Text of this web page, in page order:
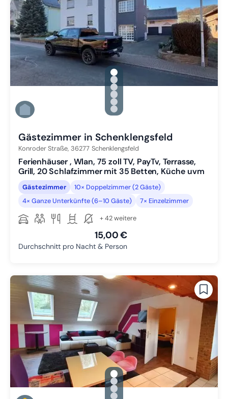
gallery.slide_selector
Zu Slide 1 wechseln
Zu Slide 2 wechseln
Zu Slide 3 wechseln
Zu Slide 4 wechseln
Zu Slide 5 wechseln
Zu Slide 6 wechseln
Gästezimmer in Schenklengsfeld
Konroder Straße, 36277 Schenklengsfeld
Ferienhäuser , Wlan, 75 zoll TV, PayTv, Terrasse,
Grill, 20 Schlafzimmer mit 35 Betten, Küche uvm
Gästezimmer
10× Doppelzimmer (2 Gäste)
4× Ganze Unterkünfte (6–10 Gäste)
7× Einzelzimmer
+ 42 weitere
15,00 €
Durchschnitt pro Nacht & Person
gallery.slide_selector
Zu Slide 1 wechseln
Zu Slide 2 wechseln
Zu Slide 3 wechseln